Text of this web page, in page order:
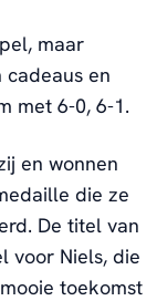
maar
cadeaus en
met 6-0, 6-1.
en wonnen
die ze
De titel van
voor Niels, die
toekomst